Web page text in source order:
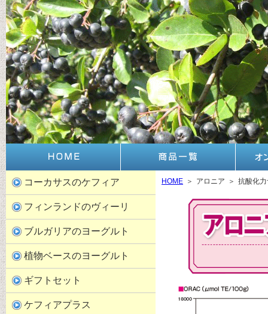
コーカサスのケフィア
フィンランドのヴィーリ
ブルガリアのヨーグルト
植物ベースのヨーグルト
ギフトセット
ケフィアプラス
HOME ＞ アロニア ＞ 抗酸化